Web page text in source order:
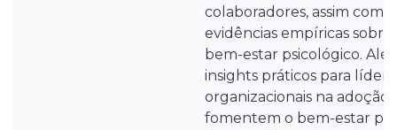
colaboradores, assim
evidências empíricas
bem-estar psicológico.
insights práticos para
organizacionais na adoção
fomentem o bem-estar